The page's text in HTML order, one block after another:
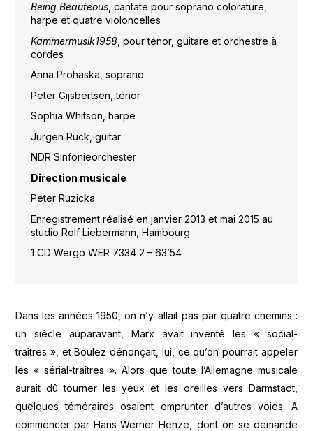
Being Beauteous, cantate pour soprano colorature,
harpe et quatre violoncelles
Kammermusik1958 , pour ténor, guitare et orchestre à
cordes
Anna Prohaska, soprano
Peter Gijsbertsen, ténor
Sophia Whitson, harpe
Jürgen Ruck, guitar
NDR Sinfonieorchester
Direction musicale
Peter Ruzicka
Enregistrement réalisé en janvier 2013 et mai 2015 au
studio Rolf Liebermann, Hambourg
1 CD Wergo WER 7334 2 – 63’54
Dans les années 1950, on n’y allait pas par quatre chemins :
un siècle auparavant, Marx avait inventé les « social-
traîtres », et Boulez dénonçait, lui, ce qu’on pourrait appeler
les « sérial-traîtres ». Alors que toute l’Allemagne musicale
aurait dû tourner les yeux et les oreilles vers Darmstadt,
quelques téméraires osaient emprunter d’autres voies. A
commencer par Hans-Werner Henze, dont on se demande